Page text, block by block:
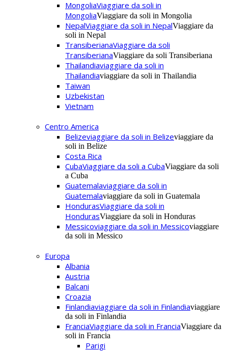
MongoliaViaggiare da soli in
MongoliaViaggiare da soli in Mongolia
NepalViaggiare da soli in NepalViaggiare da
soli in Nepal
TransiberianaViaggiare da soli
TransiberianaViaggiare da soli Transiberiana
Thailandiaviaggiare da soli in
Thailandiaviaggiare da soli in Thailandia
Taiwan
Uzbekistan
Vietnam
Centro America
Belizeviaggiare da soli in Belizeviaggiare da
soli in Belize
Costa Rica
CubaViaggiare da soli a CubaViaggiare da soli
a Cuba
Guatemalaviaggiare da soli in
Guatemalaviaggiare da soli in Guatemala
HondurasViaggiare da soli in
HondurasViaggiare da soli in Honduras
Messicoviaggiare da soli in Messicoviaggiare
da soli in Messico
Europa
Albania
Austria
Balcani
Croazia
Finlandiaviaggiare da soli in Finlandiaviaggiare
da soli in Finlandia
FranciaViaggiare da soli in FranciaViaggiare da
soli in Francia
Parigi